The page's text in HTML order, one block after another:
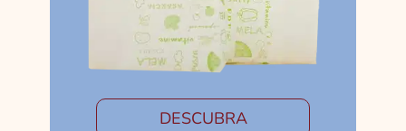
DESCUBRA